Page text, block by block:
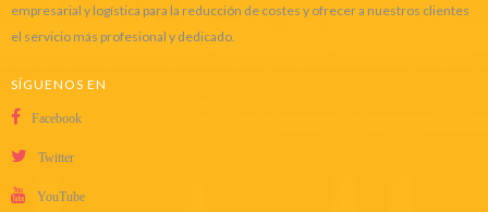
empresarial y logística para la reducción de costes y ofrecer a nuestros clientes
el servicio más profesional y dedicado.
SÍGUENOS EN
Facebook
Twitter
YouTube